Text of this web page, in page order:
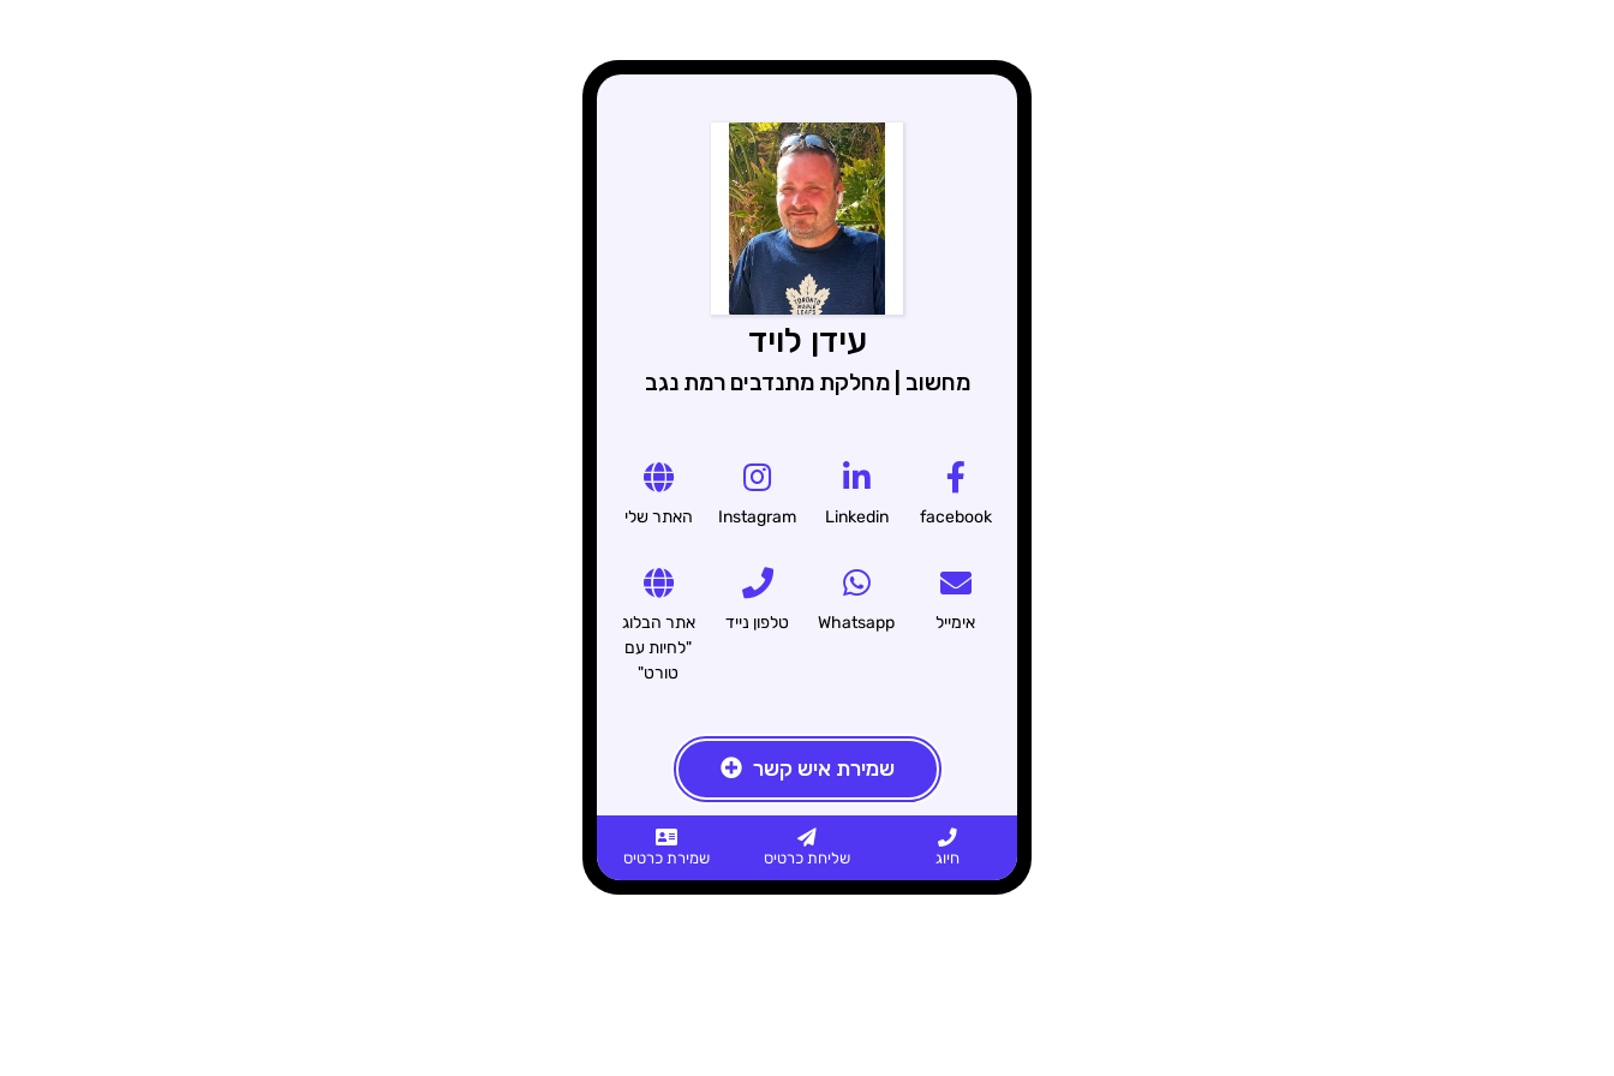
עידן לויד
מחשוב | מחלקת מתנדבים רמת נגב
facebook
Linkedin
Instagram האתר שלי
אימייל Whatsapp טלפון נייד
אתר הבלוג
"לחיות עם
טורט"
שמירת איש קשר
חיוג שליחת כרטיס שמירת כרטיס